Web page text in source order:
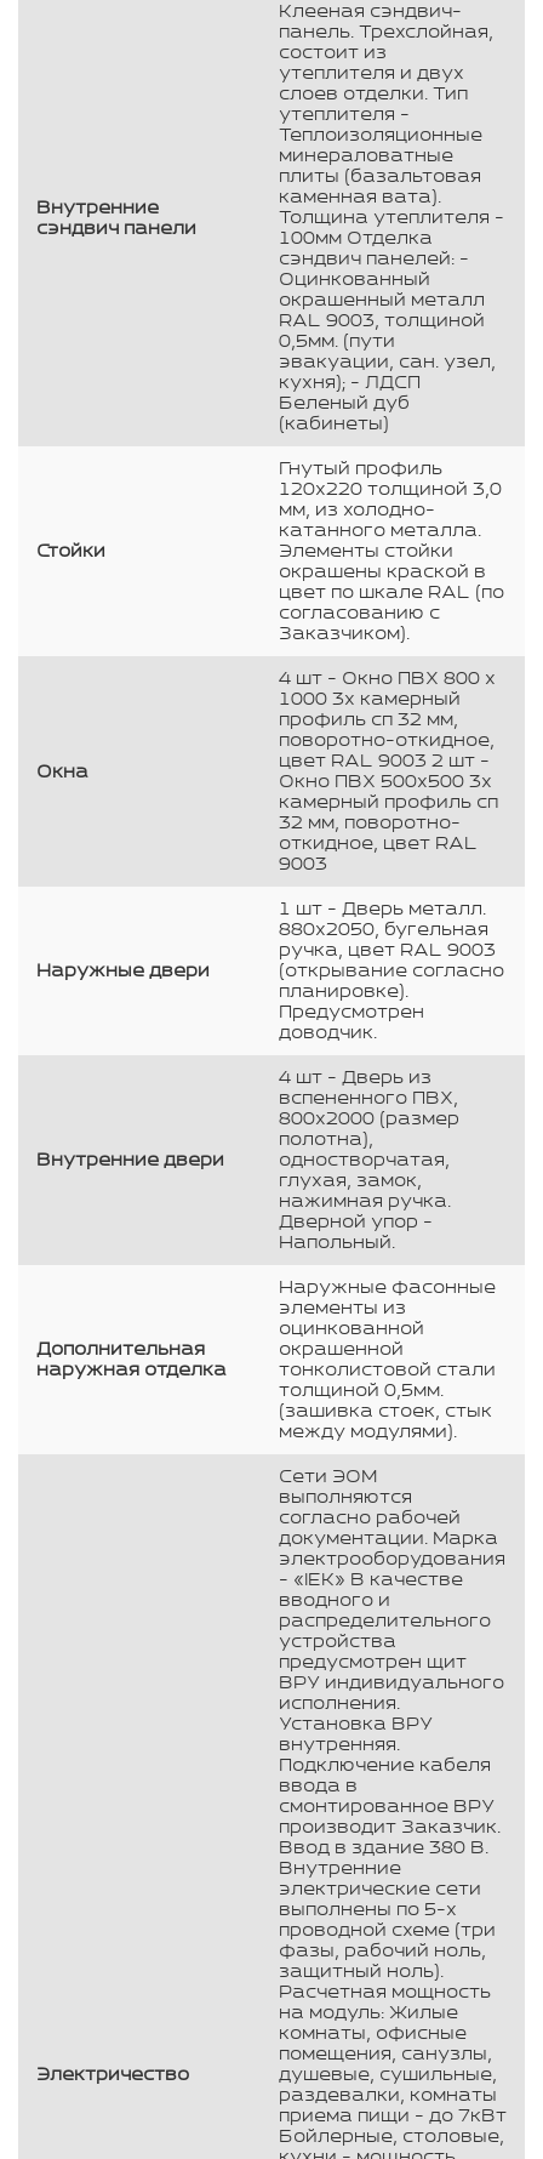
Внутренние
сэндвич панели
Клееная сэндвич-
панель. Трехслойная,
состоит из
утеплителя и двух
слоев отделки. Тип
утеплителя -
Теплоизоляционные
минераловатные
плиты (базальтовая
каменная вата).
Толщина утеплителя -
100мм Отделка
сэндвич панелей: -
Оцинкованный
окрашенный металл
RAL 9003, толщиной
0,5мм. (пути
эвакуации, сан. узел,
кухня); - ЛДСП
Беленый дуб
(кабинеты)
Стойки
Гнутый профиль
120х220 толщиной 3,0
мм, из холодно-
катанного металла.
Элементы стойки
окрашены краской в
цвет по шкале RAL (по
согласованию с
Заказчиком).
Окна
4 шт - Окно ПВХ 800 х
1000 3х камерный
профиль сп 32 мм,
поворотно-откидное,
цвет RAL 9003 2 шт -
Окно ПВХ 500х500 3х
камерный профиль сп
32 мм, поворотно-
откидное, цвет RAL
9003
Наружные двери
1 шт - Дверь металл.
880х2050, бугельная
ручка, цвет RAL 9003
(открывание согласно
планировке).
Предусмотрен
доводчик.
Внутренние двери
4 шт - Дверь из
вспененного ПВХ,
800х2000 (размер
полотна),
одностворчатая,
глухая, замок,
нажимная ручка.
Дверной упор -
Напольный.
Дополнительная
наружная отделка
Наружные фасонные
элементы из
оцинкованной
окрашенной
тонколистовой стали
толщиной 0,5мм.
(зашивка стоек, стык
между модулями).
Электричество
Сети ЭОМ
выполняются
согласно рабочей
документации. Марка
электрооборудования
- «IEK» В качестве
вводного и
распределительного
устройства
предусмотрен щит
ВРУ индивидуального
исполнения.
Установка ВРУ
внутренняя.
Подключение кабеля
ввода в
смонтированное ВРУ
производит Заказчик.
Ввод в здание 380 В.
Внутренние
электрические сети
выполнены по 5-х
проводной схеме (три
фазы, рабочий ноль,
защитный ноль).
Расчетная мощность
на модуль: Жилые
комнаты, офисные
помещения, санузлы,
душевые, сушильные,
раздевалки, комнаты
приема пищи - до 7кВт
Бойлерные, столовые,